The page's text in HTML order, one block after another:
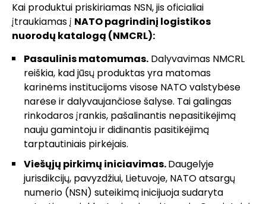
Kai produktui priskiriamas NSN, jis oficialiai
įtraukiamas į NATO pagrindinį logistikos
nuorodų katalogą (NMCRL):
Pasaulinis matomumas. Dalyvavimas NMCRL
reiškia, kad jūsų produktas yra matomas
karinėms institucijoms visose NATO valstybėse
narėse ir dalyvaujančiose šalyse. Tai galingas
rinkodaros įrankis, pašalinantis nepasitikėjimą
nauju gamintoju ir didinantis pasitikėjimą
tarptautiniais pirkėjais.
Viešųjų pirkimų iniciavimas.Daugelyje
jurisdikcijų, pavyzdžiui, Lietuvoje, NATO atsargų
numerio (NSN) suteikimą inicijuoja sudaryta